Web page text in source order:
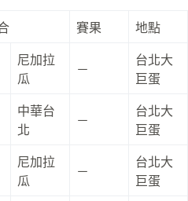
賽果 地點
尼加拉
瓜
－
台北大
巨蛋
中華台
北
－
台北大
巨蛋
尼加拉
瓜
－
台北大
巨蛋